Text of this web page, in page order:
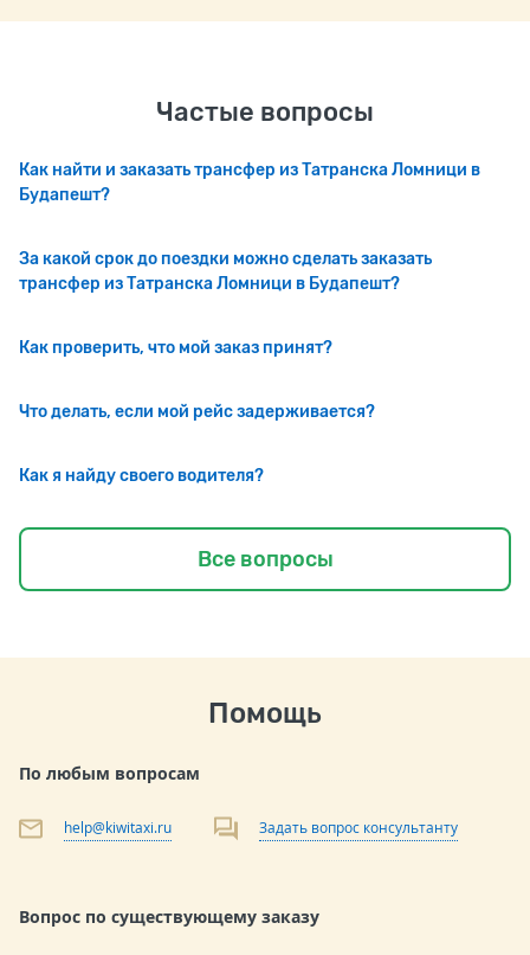
Частые вопросы
Как найти и заказать трансфер из Татранска Ломници в
Будапешт?
За какой срок до поездки можно сделать заказать
трансфер из Татранска Ломници в Будапешт?
Как проверить, что мой заказ принят?
Что делать, если мой рейс задерживается?
Как я найду своего водителя?
Все вопросы
Помощь
По любым вопросам
help@kiwitaxi.ru Задать вопрос консультанту
Вопрос по существующему заказу